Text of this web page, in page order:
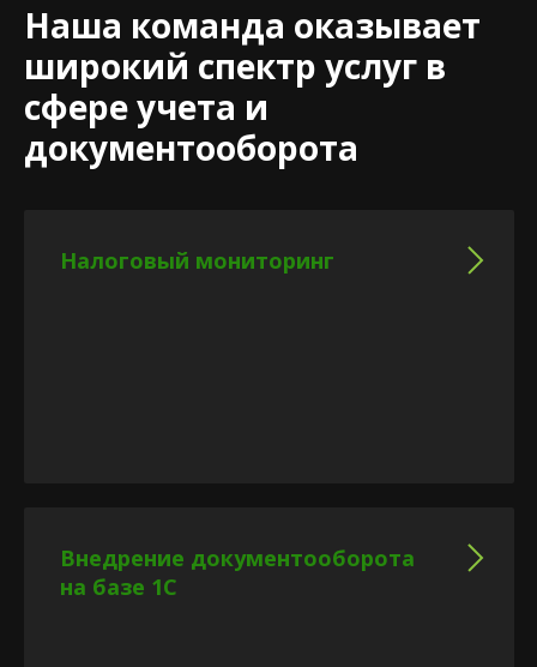
Наша команда оказывает
широкий спектр услуг в
сфере учета и
документооборота
Налоговый мониторинг
Внедрение документооборота
на базе 1С